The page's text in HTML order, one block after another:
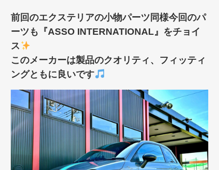
前回のエクステリアの小物パーツ同様今回のパ
ーツも『ASSO INTERNATIONAL』をチョイ
ス
このメーカーは製品のクオリティ、フィッティ
ングともに良いです